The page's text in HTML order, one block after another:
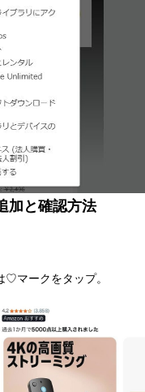
加と確認方法
♡マークをタップ。